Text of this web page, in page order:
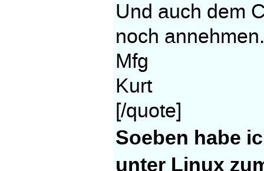
Und auch dem
noch
Mfg
Kurt
[/quote]
Soeben habe
unter Linux